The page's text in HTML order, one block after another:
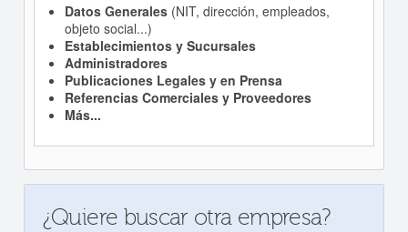
Datos Generales(NIT, dirección, empleados,
objeto social...)
Establecimientos y Sucursales
Administradores
Publicaciones Legales y en Prensa
Referencias Comerciales y Proveedores
Más...
¿Quiere buscar otra empresa?